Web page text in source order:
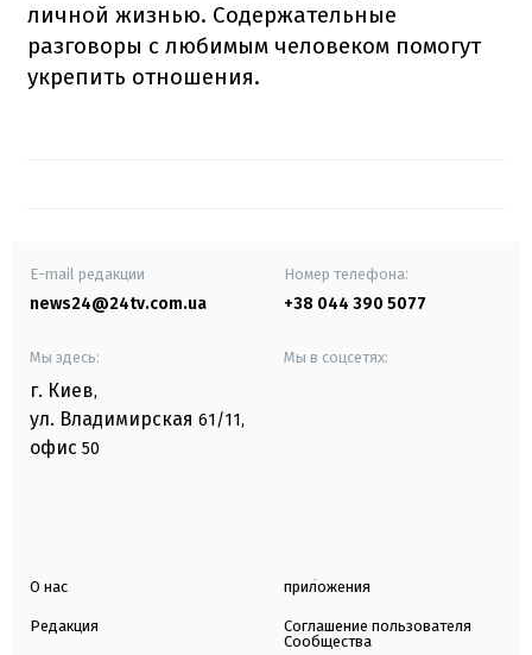
личной жизнью. Содержательные
разговоры с любимым человеком помогут
укрепить отношения.
E-mail редакции
news24@24tv.com.ua
Номер телефона:
+38 044 390 5077
Мы здесь:
г. Киев,
ул. Владимирская 61/11,
офис 50
Мы в соцсетях:
О нас
Редакция
приложения
Соглашение пользователя
Сообщества